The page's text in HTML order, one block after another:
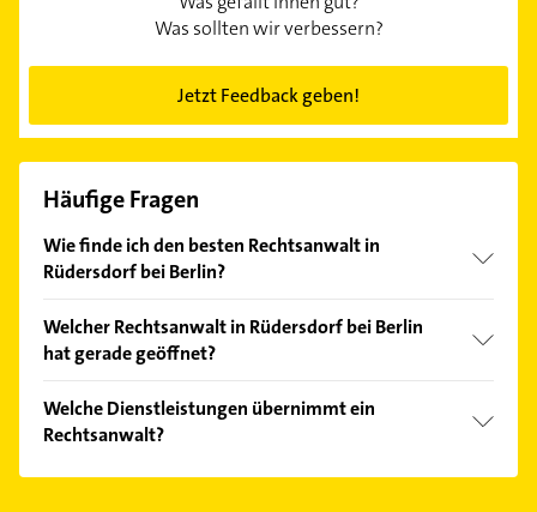
Was sollten wir verbessern?
Jetzt Feedback geben!
Häufige Fragen
Wie finde ich den besten Rechtsanwalt in
Rüdersdorf bei Berlin?
Kundenmeinungen und profitieren Sie von den
Empfehlungen. Die Suchergebnisse können Sie sich
Welcher Rechtsanwalt in Rüdersdorf bei Berlin
hat gerade geöffnet?
Bitte beachten Sie, dass diese an Sonn- und
Feiertagen abweichen können.
Welche Dienstleistungen übernimmt ein
Rechtsanwalt?
Folgende Leistungen werden angeboten: